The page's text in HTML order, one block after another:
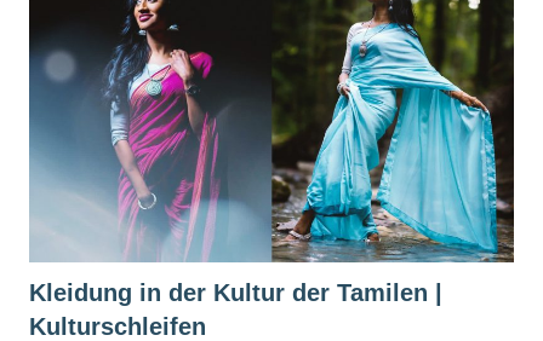
Kleidung in der Kultur der Tamilen |
Kulturschleifen